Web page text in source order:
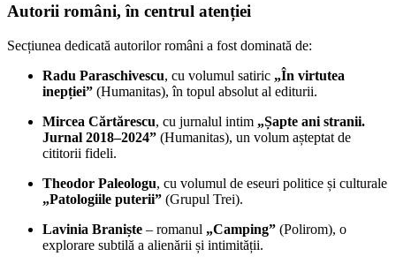
Autorii români, în centrul atenției
Secțiunea dedicată autorilor români a fost dominată de:
Radu Paraschivescu, cu volumul satiric „În virtutea
inepției” (Humanitas), în topul absolut al editurii.
Mircea Cărtărescu, cu jurnalul intim „Șapte ani stranii.
Jurnal 2018–2024” (Humanitas), un volum așteptat de
cititorii fideli.
Theodor Paleologu, cu volumul de eseuri politice și culturale
„Patologiile puterii” (Grupul Trei).
Lavinia Braniște – romanul „Camping” (Polirom), o
explorare subtilă a alienării și intimității.